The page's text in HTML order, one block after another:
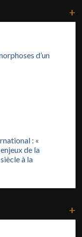
+
d’un
: «
de la
à la
+